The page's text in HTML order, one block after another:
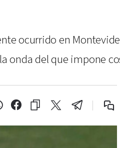
ocurrido en
onda del que impone